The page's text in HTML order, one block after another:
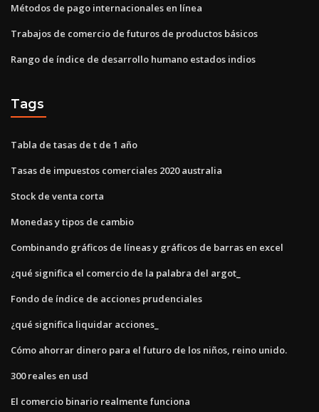
Métodos de pago internacionales en línea
Trabajos de comercio de futuros de productos básicos
Rango de índice de desarrollo humano estados indios
Tags
Tabla de tasas de t de 1 año
Tasas de impuestos comerciales 2020 australia
Stock de venta corta
Monedas y tipos de cambio
Combinando gráficos de líneas y gráficos de barras en excel
¿qué significa el comercio de la palabra del argot_
Fondo de índice de acciones prudenciales
¿qué significa liquidar acciones_
Cómo ahorrar dinero para el futuro de los niños, reino unido.
300 reales en usd
El comercio binario realmente funciona